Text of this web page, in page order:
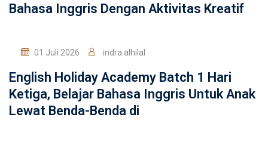
Bahasa Inggris Dengan Aktivitas Kreatif
01 Juli 2026 indra alhilal
English Holiday Academy Batch 1 Hari
Ketiga, Belajar Bahasa Inggris Untuk Anak
Lewat Benda-Benda di